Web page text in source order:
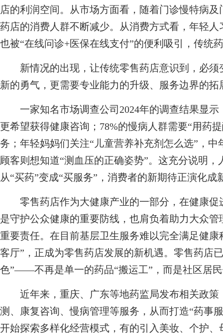
店的利润空间。从市场方面看，随着门诊慢特病
药店的消费人群不断减少。从消费方式看，年轻
也被“在线问诊+医保在线支付”的便利吸引，传统
新情况的出现，让传统零售药店意识到，必须
新的勇气，更需要专业能力的升级、服务边界的
一家知名市场调查公司2024年的调查结果显示
更希望获得健康咨询；78%的慢病人群需要“用药
务；年轻妈妈们关注“儿童营养补充剂怎么选”，
顾客则想知道“测血压的正确姿势”。这充分说明，
从“买药”变成“买服务”，消费者的新期待正演化成
零售药店作为大健康产业的一部分，在健康促
是守护公众健康的重要防线，也肩负着助力大众
重要责任。在目前基层卫生服务难以完全满足健
客厅”，正成为零售药店发展的新机遇。零售药店
色”——不再是单一的药品“搬运工”，而是社区居
近年来，重庆、广东等地药监局发布相关政策
测、康复咨询、慢病管理等服务，从而打造“药事
开始探索多样化经营模式，有的引入美妆、个护